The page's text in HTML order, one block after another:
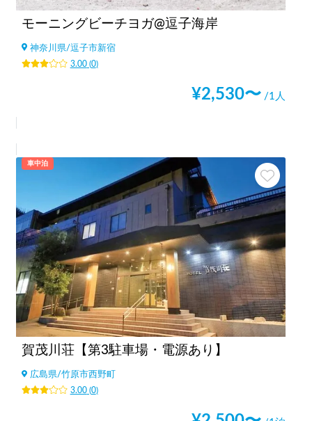
モーニングビーチヨガ@逗子海岸
神奈川県/逗子市新宿
3.00(0)
¥2,530〜 /1人
車中泊
賀茂川荘【第3駐車場・電源あり】
広島県/竹原市西野町
3.00(0)